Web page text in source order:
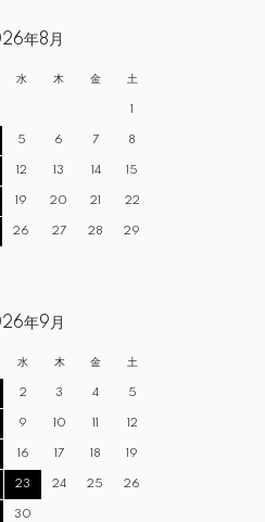
年8月
水 木 金 土
1
5 6 7 8
12 13 14 15
19 20 21 22
26 27 28 29
年9月
水 木 金 土
2 3 4 5
9 10 11 12
16 17 18 19
23 24 25 26
30